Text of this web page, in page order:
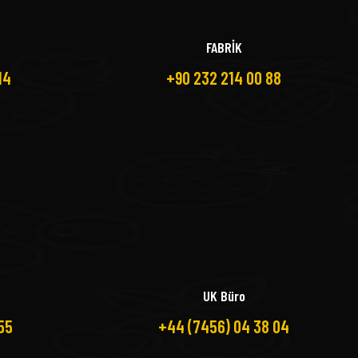
FABRİK
+90 232 214 00 88
UK Büro
+44 (7456) 04 38 04